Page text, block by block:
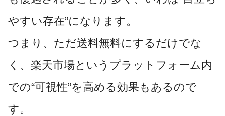
やすい存在”になります。
つまり、ただ送料無料にするだけでな
く、楽天市場というプラットフォーム内
での“可視性”を高める効果もあるので
す。